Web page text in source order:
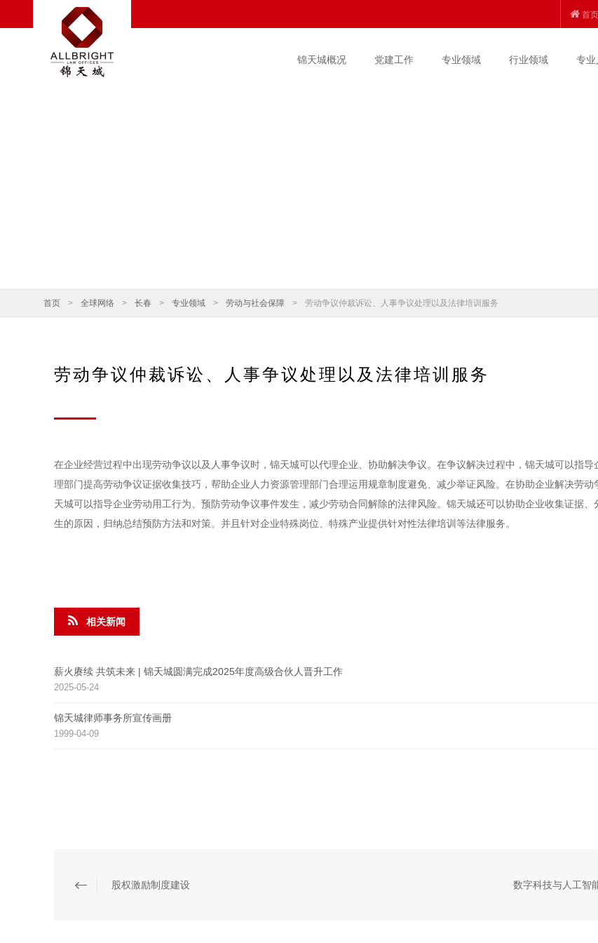
首页
锦天城概况 党建工作 专业领域 行业领域 专业
首页 > 全球网络 > 长春 > 专业领域 > 劳动与社会保障 > 劳动争议仲裁诉讼、人事争议处理以及法律培训服务
劳动争议仲裁诉讼、人事争议处理以及法律培训服务
在企业经营过程中出现劳动争议以及人事争议时，锦天城可以代理企业、协助解决争议。在争议解决过程中，锦天城可以指导
理部门提高劳动争议证据收集技巧，帮助企业人力资源管理部门合理运用规章制度避免、减少举证风险。在协助企业解决劳动
天城可以指导企业劳动用工行为、预防劳动争议事件发生，减少劳动合同解除的法律风险。锦天城还可以协助企业收集证据、
生的原因，归纳总结预防方法和对策。并且针对企业特殊岗位、特殊产业提供针对性法律培训等法律服务。
相关新闻
薪火赓续 共筑未来 | 锦天城圆满完成2025年度高级合伙人晋升工作
2025-05-24
锦天城律师事务所宣传画册
1999-04-09
股权激励制度建设 数字科技与人工智